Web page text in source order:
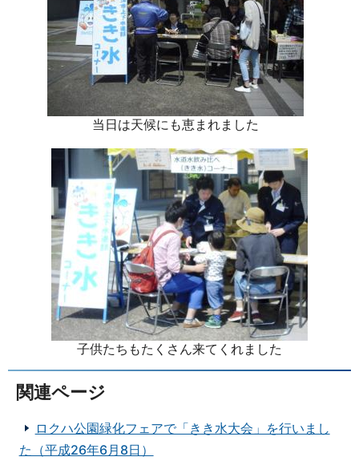
当日は天候にも恵まれました
子供たちもたくさん来てくれました
関連ページ
ロクハ公園緑化フェアで「きき水大会」を行いまし
た（平成26年6月8日）